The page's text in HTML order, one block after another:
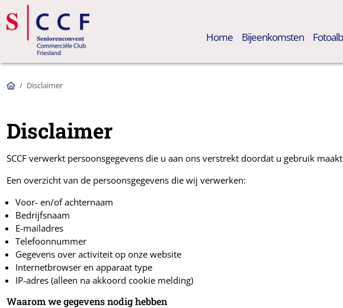
Home Bijeenkomsten
HomeDisclaimer
Disclaimer
SCCF verwerkt persoonsgegevens die u aan ons verstrekt doordat u gebruik
Een overzicht van de persoonsgegevens die wij verwerken:
Voor- en/of achternaam
Bedrijfsnaam
E-mailadres
Telefoonnummer
Gegevens over activiteit op onze website
Internetbrowser en apparaat type
IP-adres (alleen na akkoord cookie melding)
Waarom we gegevens nodig hebben